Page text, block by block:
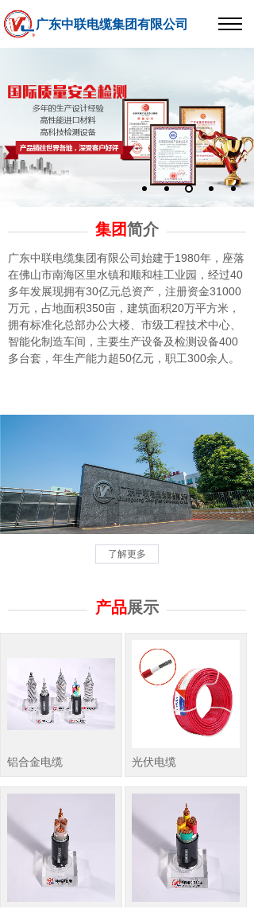
广东中联电缆集团有限公司
集团简介
广东中联电缆集团有限公司始建于1980年，座落
在佛山市南海区里水镇和顺和桂工业园，经过40
多年发展现拥有30亿元总资产，注册资金31000
万元，占地面积350亩，建筑面积20万平方米，
拥有标准化总部办公大楼、市级工程技术中心、
智能化制造车间，主要生产设备及检测设备400
多台套，年生产能力超50亿元，职工300余人。
了解更多
产品展示
铝合金电缆 光伏电缆